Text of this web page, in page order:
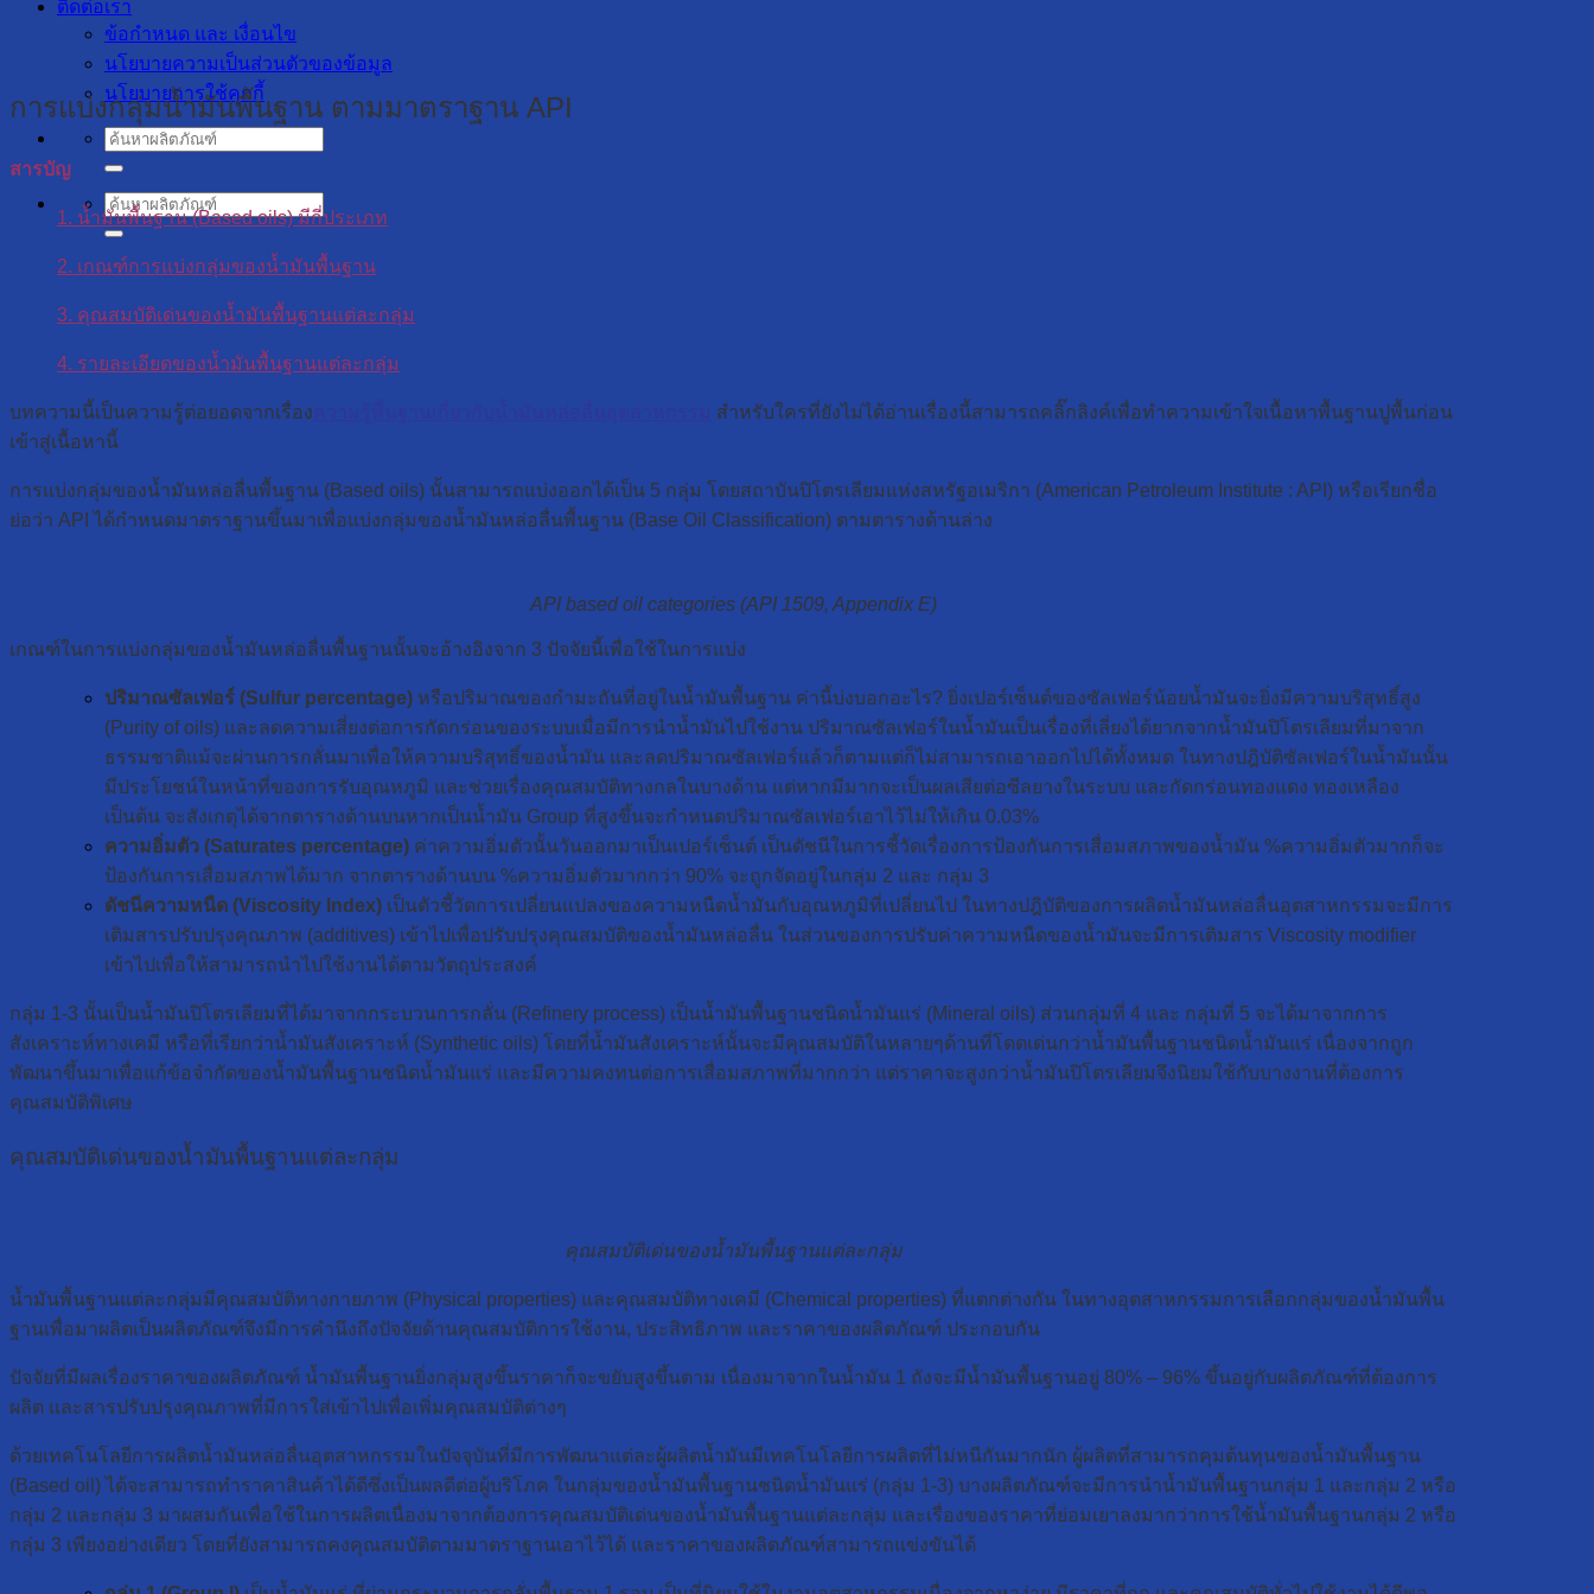
ติดต่อเรา
ข้อกำหนด และ เงื่อนไข
นโยบายความเป็นส่วนตัวของข้อมูล
นโยบายการใช้คุกกี้
ค้นหา:
ค้นหา:
การแบ่งกลุ่มน้ำมันพื้นฐาน ตามมาตราฐาน API
สารบัญ
1. น้ำมันพื้นฐาน (Based oils) มีกี่ประเภท
2. เกณฑ์การแบ่งกลุ่มของน้ำมันพื้นฐาน
3. คุณสมบัติเด่นของน้ำมันพื้นฐานแต่ละกลุ่ม
4. รายละเอียดของน้ำมันพื้นฐานแต่ละกลุ่ม
บทความนี้เป็นความรู้ต่อยอดจากเรื่อง
สำหรับใครที่ยังไม่ได้อ่านเรื่องนี้สามารถคลิ๊กลิงค์เพื่อทำความเข้าใจเนื้อหาพื้นฐานปูพื้นก่อน
เข้าสู่เนื้อหานี้
การแบ่งกลุ่มของน้ำมันหล่อลื่นพื้นฐาน (Based oils) นั้นสามารถแบ่งออกได้เป็น 5 กลุ่ม โดยสถาบันปิโตรเลียมแห่งสหรัฐอเมริกา (American Petroleum Institute : API) หรือเรียกชื่อ
ย่อว่า API ได้กำหนดมาตราฐานขึ้นมาเพื่อแบ่งกลุ่มของน้ำมันหล่อลื่นพื้นฐาน (Base Oil Classification) ตามตารางด้านล่าง
API based oil categories (API 1509, Appendix E)
เกณฑ์ในการแบ่งกลุ่มของน้ำมันหล่อลื่นพื้นฐานนั้นจะอ้างอิงจาก 3 ปัจจัยนี้เพื่อใช้ในการแบ่ง
ปริมาณซัลเฟอร์ (Sulfur percentage) หรือปริมาณของกำมะถันที่อยู่ในน้ำมันพื้นฐาน ค่านี้บ่งบอกอะไร? ยิ่งเปอร์เซ็นต์ของซัลเฟอร์น้อยน้ำมันจะยิ่งมีความบริสุทธิ์สูง
(Purity of oils) และลดความเสี่ยงต่อการกัดกร่อนของระบบเมื่อมีการนำน้ำมันไปใช้งาน ปริมาณซัลเฟอร์ในน้ำมันเป็นเรื่องที่เลี่ยงได้ยากจากน้ำมันปิโตรเลียมที่มาจาก
ธรรมชาติแม้จะผ่านการกลั่นมาเพื่อให้ความบริสุทธิ์ของน้ำมัน และลดปริมาณซัลเฟอร์แล้วก็ตามแต่ก็ไม่สามารถเอาออกไปได้ทั้งหมด ในทางปฎิบัติซัลเฟอร์ในน้ำมันนั้น
มีประโยชน์ในหน้าที่ของการรับอุณหภูมิ และช่วยเรื่องคุณสมบัติทางกลในบางด้าน แต่หากมีมากจะเป็นผลเสียต่อซีลยางในระบบ และกัดกร่อนทองแดง ทองเหลือง
เป็นต้น จะสังเกตุได้จากตารางด้านบนหากเป็นน้ำมัน Group ที่สูงขึ้นจะกำหนดปริมาณซัลเฟอร์เอาไว้ไม่ให้เกิน 0.03%
ความอิ่มตัว (Saturates percentage) ค่าความอิ่มตัวนั้นวันออกมาเป็นเปอร์เซ็นต์ เป็นดัชนีในการชี้วัดเรื่องการป้องกันการเสื่อมสภาพของน้ำมัน %ความอิ่มตัวมากก็จะ
ป้องกันการเสื่อมสภาพได้มาก จากตารางด้านบน %ความอิ่มตัวมากกว่า 90% จะถูกจัดอยู่ในกลุ่ม 2 และ กลุ่ม 3
ดัชนีความหนืด (Viscosity Index) เป็นตัวชี้วัดการเปลี่ยนแปลงของความหนืดน้ำมันกับอุณหภูมิที่เปลี่ยนไป ในทางปฎิบัติของการผลิตน้ำมันหล่อลื่นอุตสาหกรรมจะมีการ
เติมสารปรับปรุงคุณภาพ (additives) เข้าไปเพื่อปรับปรุงคุณสมบัติของน้ำมันหล่อลื่น ในส่วนของการปรับค่าความหนืดของน้ำมันจะมีการเติมสาร Viscosity modifier
เข้าไปเพื่อให้สามารถนำไปใช้งานได้ตามวัตถุประสงค์
กลุ่ม 1-3 นั้นเป็นน้ำมันปิโตรเลียมที่ได้มาจากกระบวนการกลั่น (Refinery process) เป็นน้ำมันพื้นฐานชนิดน้ำมันแร่ (Mineral oils) ส่วนกลุ่มที่ 4 และ กลุ่มที่ 5 จะได้มาจากการ
สังเคราะห์ทางเคมี หรือที่เรียกว่าน้ำมันสังเคราะห์ (Synthetic oils) โดยที่น้ำมันสังเคราะห์นั้นจะมีคุณสมบัติในหลายๆด้านที่โดดเด่นกว่าน้ำมันพื้นฐานชนิดน้ำมันแร่ เนื่องจากถูก
พัฒนาขึ้นมาเพื่อแก้ข้อจำกัดของน้ำมันพื้นฐานชนิดน้ำมันแร่ และมีความคงทนต่อการเสื่อมสภาพที่มากกว่า แต่ราคาจะสูงกว่าน้ำมันปิโตรเลียมจึงนิยมใช้กับบางงานที่ต้องการ
คุณสมบัติพิเศษ
คุณสมบัติเด่นของน้ำมันพื้นฐานแต่ละกลุ่ม
คุณสมบัติเด่นของน้ำมันพื้นฐานแต่ละกลุ่ม
น้ำมันพื้นฐานแต่ละกลุ่มมีคุณสมบัติทางกายภาพ (Physical properties) และคุณสมบัติทางเคมี (Chemical properties) ที่แตกต่างกัน ในทางอุตสาหกรรมการเลือกกลุ่มของน้ำมันพื้น
ฐานเพื่อมาผลิตเป็นผลิตภัณฑ์จึงมีการคำนึงถึงปัจจัยด้านคุณสมบัติการใช้งาน, ประสิทธิภาพ และราคาของผลิตภัณฑ์ ประกอบกัน
ปัจจัยที่มีผลเรื่องราคาของผลิตภัณฑ์ น้ำมันพื้นฐานยิ่งกลุ่มสูงขึ้นราคาก็จะขยับสูงขึ้นตาม เนื่องมาจากในน้ำมัน 1 ถังจะมีน้ำมันพื้นฐานอยู่ 80% – 96% ขึ้นอยู่กับผลิตภัณฑ์ที่ต้องการ
ผลิต และสารปรับปรุงคุณภาพที่มีการใส่เข้าไปเพื่อเพิ่มคุณสมบัติต่างๆ
ด้วยเทคโนโลยีการผลิตน้ำมันหล่อลื่นอุตสาหกรรมในปัจจุบันที่มีการพัฒนาแต่ละผู้ผลิตน้ำมันมีเทคโนโลยีการผลิตที่ไม่หนีกันมากนัก ผู้ผลิตที่สามารถคุมต้นทุนของน้ำมันพื้นฐาน
(Based oil) ได้จะสามารถทำราคาสินค้าได้ดีซึ่งเป็นผลดีต่อผู้บริโภค ในกลุ่มของน้ำมันพื้นฐานชนิดน้ำมันแร่ (กลุ่ม 1-3) บางผลิตภัณฑ์จะมีการนำน้ำมันพื้นฐานกลุ่ม 1 และกลุ่ม 2 หรือ
กลุ่ม 2 และกลุ่ม 3 มาผสมกันเพื่อใช้ในการผลิตเนื่องมาจากต้องการคุณสมบัติเด่นของน้ำมันพื้นฐานแต่ละกลุ่ม และเรื่องของราคาที่ย่อมเยาลงมากว่าการใช้น้ำมันพื้นฐานกลุ่ม 2 หรือ
กลุ่ม 3 เพียงอย่างเดียว โดยที่ยังสามารถคงคุณสมบัติตามมาตราฐานเอาไว้ได้ และราคาของผลิตภัณฑ์สามารถแข่งขันได้